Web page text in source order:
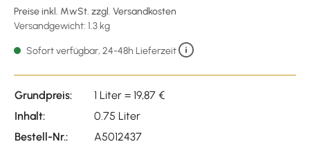
Preise inkl. MwSt. zzgl. Versandkosten
Versandgewicht: 1.3 kg
Sofort verfügbar, 24-48h Lieferzeit
Grundpreis:
1 Liter = 19,87 €
Inhalt:
0.75 Liter
Bestell-Nr.:
A5012437